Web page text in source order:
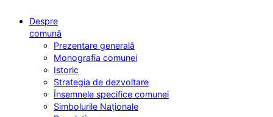
Despre
comună
Prezentare generală
Monografia comunei
Istoric
Strategia de dezvoltare
Însemnele specifice comunei
Simbolurile Naționale